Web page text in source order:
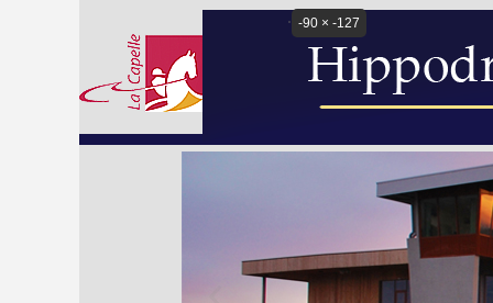
-90 × -127